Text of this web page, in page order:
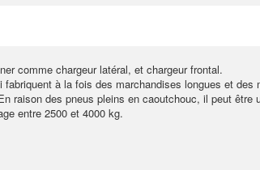
comme chargeur latéral, et chargeur frontal.
fabriquent à la fois des marchandises longues et
raison des pneus pleins en caoutchouc, il peut
entre 2500 et 4000 kg.